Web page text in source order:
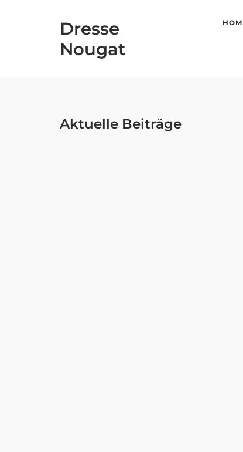
Dresse
Nougat
Aktuelle Beiträge